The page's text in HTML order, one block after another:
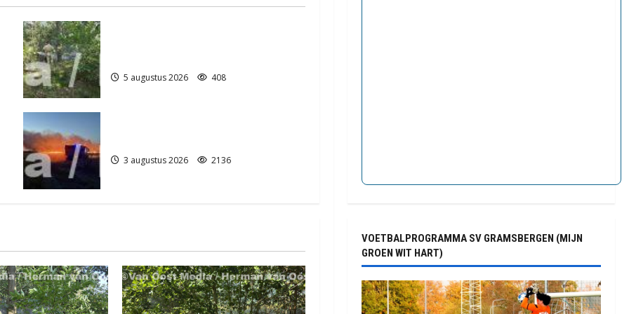
5 augustus 2026 408
3 augustus 2026 2136
VOETBALPROGRAMMA SV GRAMSBERGEN (MIJN
GROEN WIT HART)